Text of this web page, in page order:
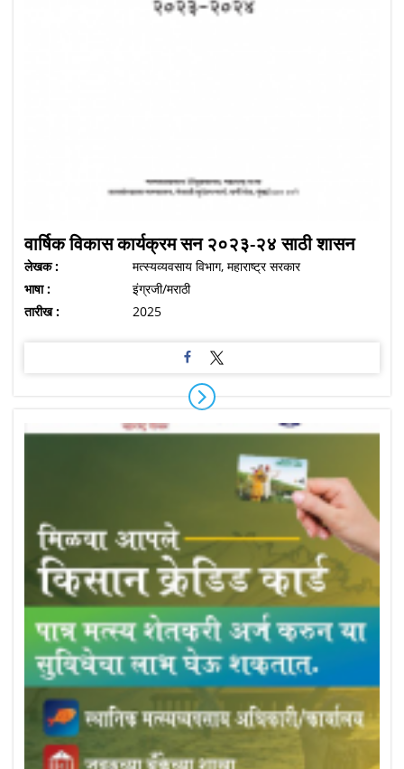
वार्षिक विकास कार्यक्रम सन २०२३-२४ साठी शासन
लेखक :
मत्स्यव्यवसाय विभाग, महाराष्ट्र सरकार
भाषा :
इंग्रजी/मराठी
तारीख :
2025